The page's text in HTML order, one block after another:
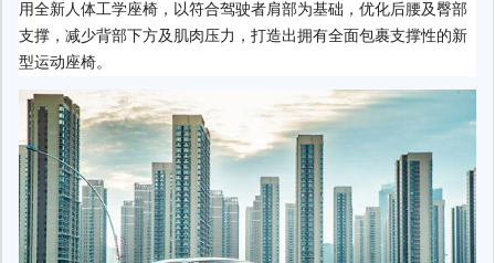
用全新人体工学座椅，以符合驾驶者肩部为基础，优化后腰及臀部
支撑，减少背部下方及肌肉压力，打造出拥有全面包裹支撑性的新
型运动座椅。